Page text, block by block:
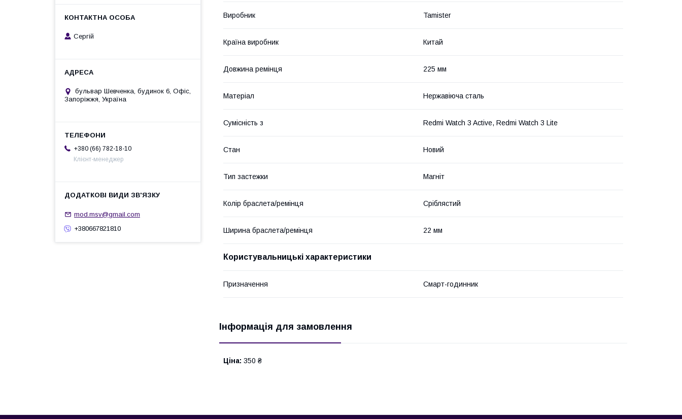
Виробник Tamister
Країна виробник Китай
Довжина ремінця 225 мм
Матеріал Нержавіюча сталь
Сумісність з Redmi Watch 3 Active, Redmi Watch 3 Lite
Стан Новий
Тип застежки Магніт
Колір браслета/ремінця Сріблястий
Ширина браслета/ремінця 22 мм
Користувальницькі характеристики
Призначення Смарт-годинник
Інформація для замовлення
Ціна: 350 ₴
Сергій
бульвар Шевченка, будинок 6, Офіс,
Запоріжжя, Україна
+380 (66) 782-18-10
Клієнт-менеджер
mod.msv@gmail.com
+380667821810